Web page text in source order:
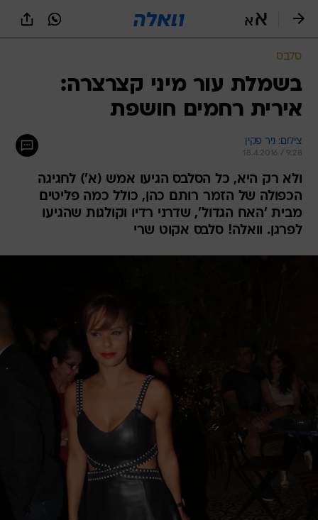
סלבס
בשמלת עור מיני קצרצרה:
אירית רחמים חושפת
צילום: ניר פקין
18.4.2016 / 9:28
ולא רק היא, כל הסלבס הגיעו אמש (א') לחגיגה
הכפולה של הזמר רותם כהן, כולל כמה פליטים
מבית 'האח הגדול', שדרני רדיו וקולגות שהגיעו
לפרגן. וואלה! סלבס אקוט שרי